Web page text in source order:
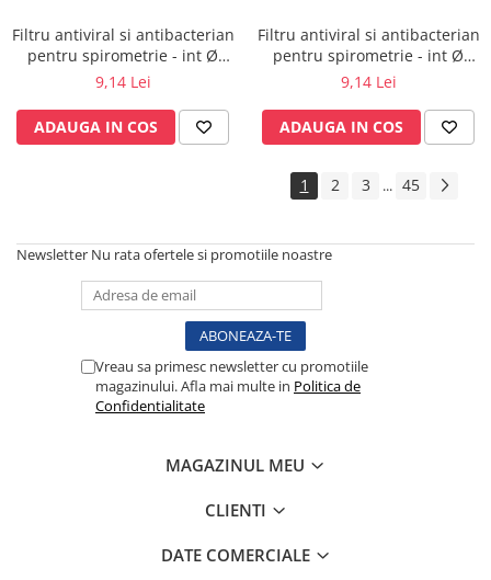
Alte dispozitive respiratorii
Clesti nazali
Dermatoscoape
Diapazon
Set ORL/Oftalmo
Lampi examinare
Lampi cu infrarosu
Electroencefalografe
Colposcoape
Filtru antiviral si antibacterian
pentru spirometrie - int Ø
27,0 x ext Ø 30,0 mm / int Ø
9,14 Lei
ADAUGA IN COS
Filtru antiviral si antibacterian
pentru spirometrie - int Ø
27,0 x ext Ø 30,0 mm / int Ø
9,14 Lei
ADAUGA IN COS
1 2 3 ... 45
Newsletter Nu rata ofertele si promotiile noastre
Vreau sa primesc newsletter cu promotiile
magazinului. Afla mai multe in Politica de
Confidentialitate
MAGAZINUL MEU
CLIENTI
DATE COMERCIALE